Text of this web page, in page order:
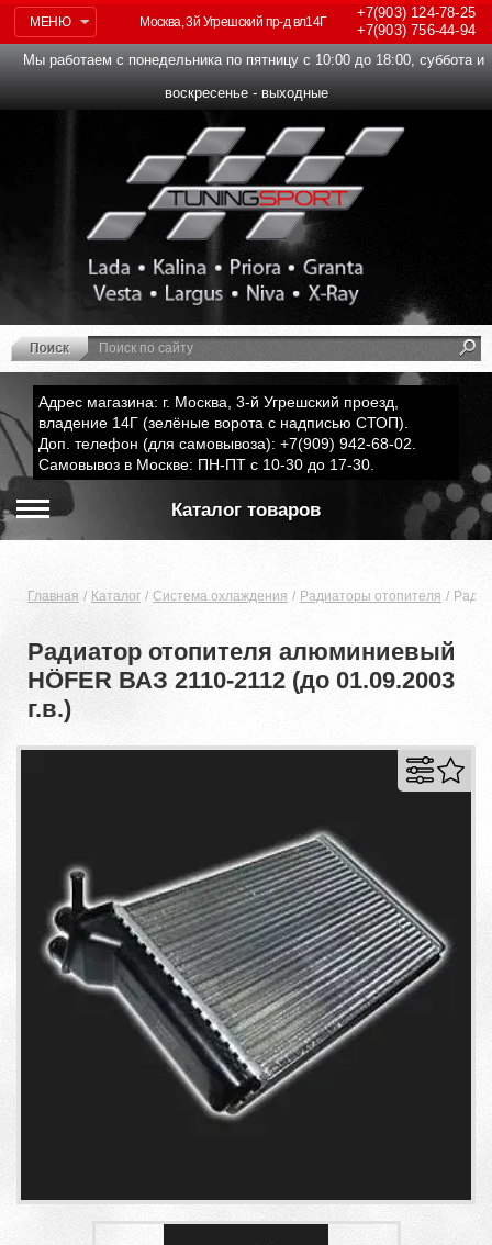
МЕНЮ
+7(903)124-78-25
+7(903)756-44-94
Москва, 3й Угрешский пр-д вл14Г
Мы работаем с понедельника по пятницу с 10:00 до 18:00, суббота и
воскресенье - выходные
Адрес магазина: г. Москва, 3-й Угрешский проезд,
владение 14Г (зелёные ворота с надписью СТОП).
Доп. телефон (для самовывоза): +7(909) 942-68-02.
Самовывоз в Москве: ПН-ПТ с 10-30 до 17-30.
Каталог товаров
Главная Каталог Система охлаждения Радиаторы отопителя
Радиатор отопителя алюминиевый
HÖFER ВАЗ 2110-2112 (до 01.09.2003
г.в.)